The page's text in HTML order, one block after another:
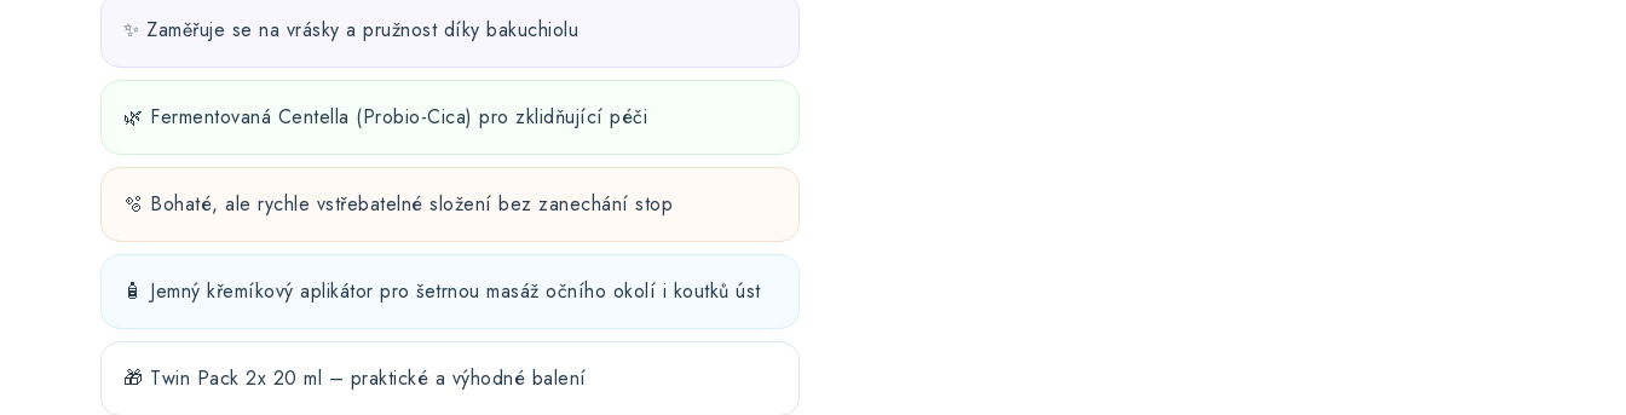
✨ Zaměřuje se na vrásky a pružnost díky bakuchiolu
🌿 Fermentovaná Centella (Probio-Cica) pro zklidňující péči
🫧 Bohaté, ale rychle vstřebatelné složení bez zanechání stop
🧴 Jemný křemíkový aplikátor pro šetrnou masáž očního okolí i koutků úst
🎁 Twin Pack 2x 20 ml – praktické a výhodné balení